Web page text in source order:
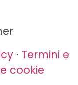
· Termini e
cookie